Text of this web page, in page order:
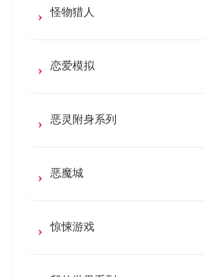
怪物猎人
恋爱模拟
恶灵附身系列
恶魔城
惊悚游戏